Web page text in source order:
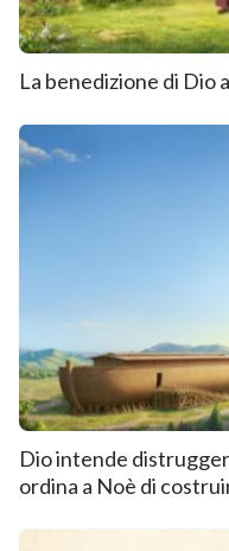
La benedizione di Dio
Dio intende
ordina a Noè di